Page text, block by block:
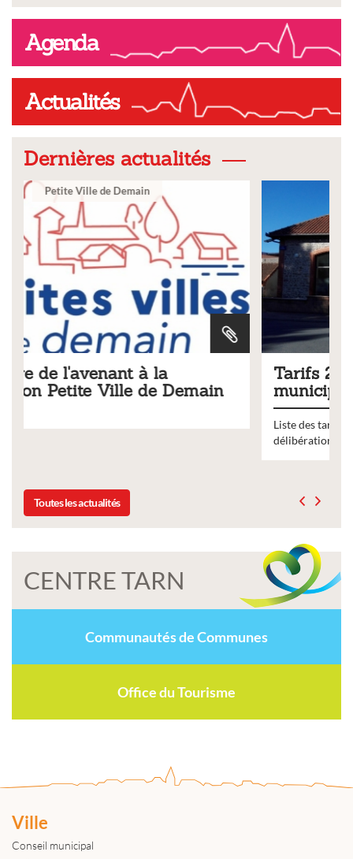
Agenda
Actualités
Dernières actualités
Tarifs 2026 des services
municipaux
Liste des tarifs 2026 des services municipaux,
délibération du conseil municipal du 19 décembre 2025
Toutes les actualités
CENTRE TARN
Communautés de Communes
Office du Tourisme
Ville
Conseil municipal